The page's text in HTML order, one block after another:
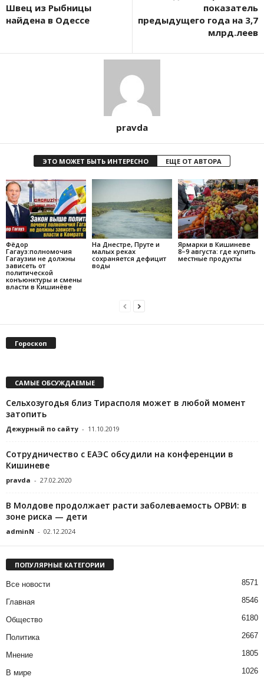
Швец из Рыбницы
найдена в Одессе
показатель
предыдущего года на 3,7
млрд.леев
pravda
ЭТО МОЖЕТ БЫТЬ ИНТЕРЕСНО ЕЩЕ ОТ АВТОРА
Фёдор
Гагауз:полномочия
Гагаузии не должны
зависеть от
политической
конъюнктуры и смены
власти в Кишинёве
На Днестре, Пруте и
малых реках
сохраняется дефицит
воды
Ярмарки в Кишиневе
8–9 августа: где купить
местные продукты
Гороскоп
САМЫЕ ОБСУЖДАЕМЫЕ
Сельхозугодья близ Тирасполя может в любой момент
затопить
Дежурный по сайту - 11.10.2019
Сотрудничество с ЕАЭС обсудили на конференции в
Кишиневе
pravda - 27.02.2020
В Молдове продолжает расти заболеваемость ОРВИ: в
зоне риска — дети
adminN - 02.12.2024
ПОПУЛЯРНЫЕ КАТЕГОРИИ
Все новости 8571
Главная 8546
Общество 6180
Политика 2667
Мнение 1805
В мире 1026